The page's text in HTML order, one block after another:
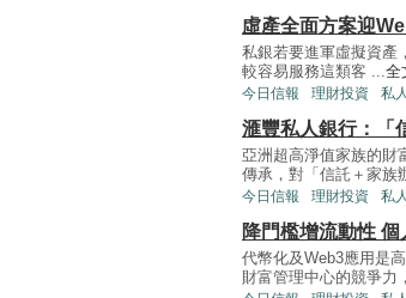
虛產全面方案迎
私銀若要進軍虛擬資產
較容易服務這類客 ...全
今日信報 理財投資 私
滙豐私人銀行：「
亞洲超高淨值家族的財
傳承，對「信託＋家族
今日信報 理財投資 私
降門檻增流動性
代幣化及Web3應用是
財富管理中心的競爭力